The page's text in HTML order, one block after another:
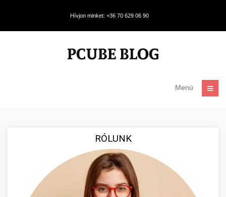
Hívjon minket: +36 70 629 06 90
Menü
RÓLUNK